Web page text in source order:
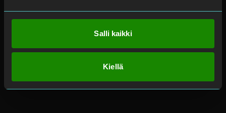
Salli kaikki
Kiellä
Organisaatio
sertifikaatit
Ajankohtaista
Avoimet työpaikat
urakehitys
Työ turvallisuusalalla
Kesätyö turvallisuusalalla
Usein kysytyt kysymykset